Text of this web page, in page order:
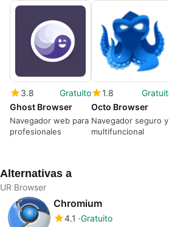
3.8
Gratuito
Ghost Browser
Navegador web para
profesionales
1.8
Octo Browser
Navegador seguro y
multifuncional
Alternativas a
UR Browser
Chromium
4.1 Gratuito